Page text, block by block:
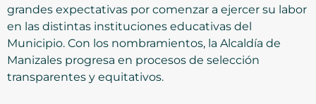
grandes expectativas por comenzar a ejercer su labor
en las distintas instituciones educativas del
Municipio. Con los nombramientos, la Alcaldía de
Manizales progresa en procesos de selección
transparentes y equitativos.